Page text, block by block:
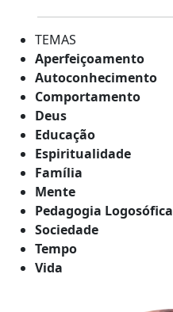
TEMAS
Aperfeiçoamento
Autoconhecimento
Comportamento
Deus
Educação
Espiritualidade
Família
Mente
Pedagogia Logosófica
Sociedade
Tempo
Vida